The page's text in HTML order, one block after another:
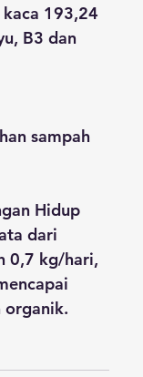
193,24
B3 dan
sampah
Hidup
dari
0,7 kg/hari,
organik.